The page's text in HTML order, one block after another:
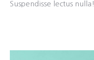
Suspendisse lectus nulla!